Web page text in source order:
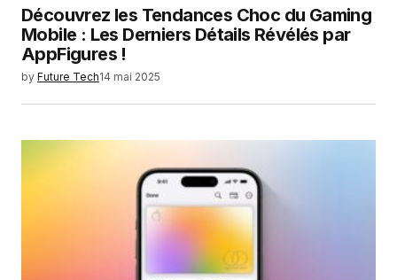
Découvrez les Tendances Choc du Gaming
Mobile : Les Derniers Détails Révélés par
AppFigures !
by Future Tech14 mai 2025